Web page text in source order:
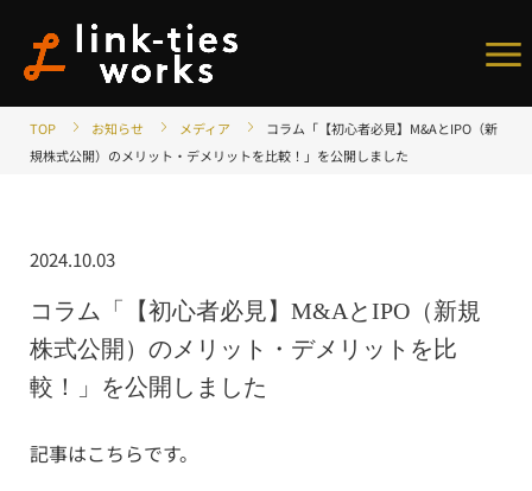
メ
TOP お知らせ メディア
コラム「【初心者必見】M&AとIPO（新
規株式公開）のメリット・デメリットを比較！」を公開しました
2024.10.03
コラム「【初心者必見】M&AとIPO（新規
株式公開）のメリット・デメリットを比
較！」を公開しました
記事はこちらです。